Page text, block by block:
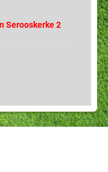
Serooskerke 2